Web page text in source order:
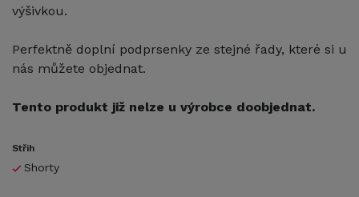
výšivkou.
Perfektně doplní podprsenky ze stejné řady, které si u
nás můžete objednat.
Tento produkt již nelze u výrobce doobjednat.
Střih
Shorty